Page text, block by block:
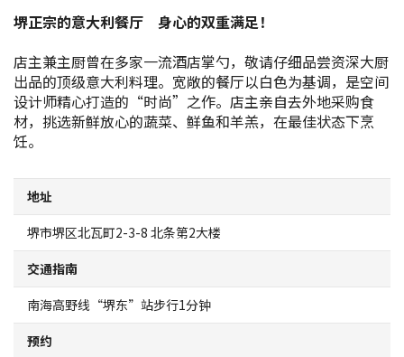
堺欢迎您！
景点搜索
地图查询
堺招待票
实用信息介绍
观光问讯处
经典路线
堺正宗的意大利餐厅 身心的双重满足！
店主兼主厨曾在多家一流酒店掌勺，敬请仔细品尝资深大厨
出品的顶级意大利料理。宽敞的餐厅以白色为基调，是空间
设计师精心打造的“时尚”之作。店主亲自去外地采购食
材，挑选新鲜放心的蔬菜、鲜鱼和羊羔，在最佳状态下烹
饪。
地址
堺市堺区北瓦町2-3-8 北条第2大楼
交通指南
南海高野线“堺东”站步行1分钟
预约